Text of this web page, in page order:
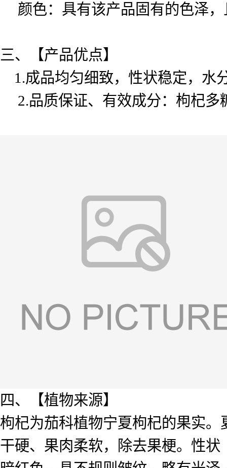
颜色：具有该产品固有的色泽
三、【产品优点】
1.成品均匀细致，性状稳定，水
2.品质保证、有效成分：枸杞多
四、【植物来源】
枸杞为茄科植物宁夏枸杞的果实
干硬、果肉柔软，除去果梗。性